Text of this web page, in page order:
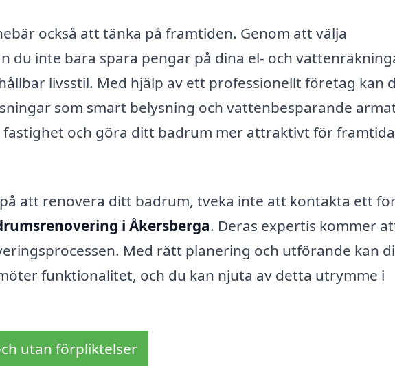
också att tänka på framtiden. Genom att välja
du inte bara spara pengar på dina el- och
livsstil. Med hjälp av ett professionellt företag kan
som smart belysning och vattenbesparande
fastighet och göra ditt badrum mer attraktivt för framtida
att renovera ditt badrum, tveka inte att kontakta ett
i Åkersberga. Deras expertis kommer
Med rätt planering och utförande kan
funktionalitet, och du kan njuta av detta utrymme i
utan förpliktelser